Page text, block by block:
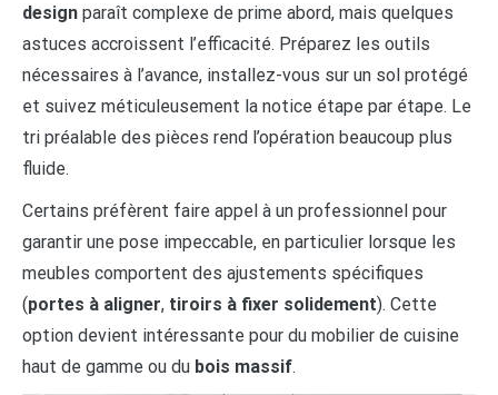
design paraît complexe de prime abord, mais quelques
astuces accroissent l’efficacité. Préparez les outils
nécessaires à l’avance, installez-vous sur un sol protégé
et suivez méticuleusement la notice étape par étape. Le
tri préalable des pièces rend l’opération beaucoup plus
fluide.
Certains préfèrent faire appel à un professionnel pour
garantir une pose impeccable, en particulier lorsque les
meubles comportent des ajustements spécifiques
(portes à aligner, tiroirs à fixer solidement). Cette
option devient intéressante pour du mobilier de cuisine
haut de gamme ou du bois massif.